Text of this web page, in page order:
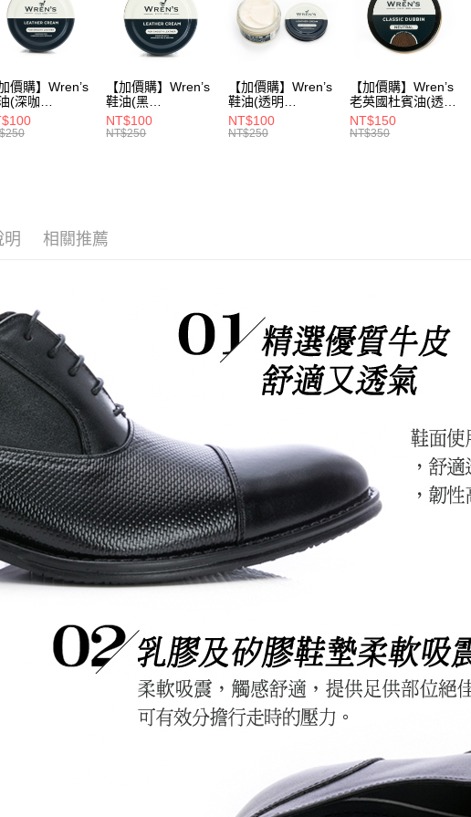
價購】Wren’s
(深咖
【加價購】Wren’s
鞋油(黑
289105130)
NT$100
NT$250
【加價購】Wren’s
鞋油(透明
289105140)
NT$100
NT$250
【加價購】Wren’s
老英國杜賓油(透明
289105440)
NT$150
NT$350
明 相關推薦